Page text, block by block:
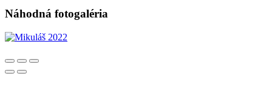
Náhodná fotogaléria